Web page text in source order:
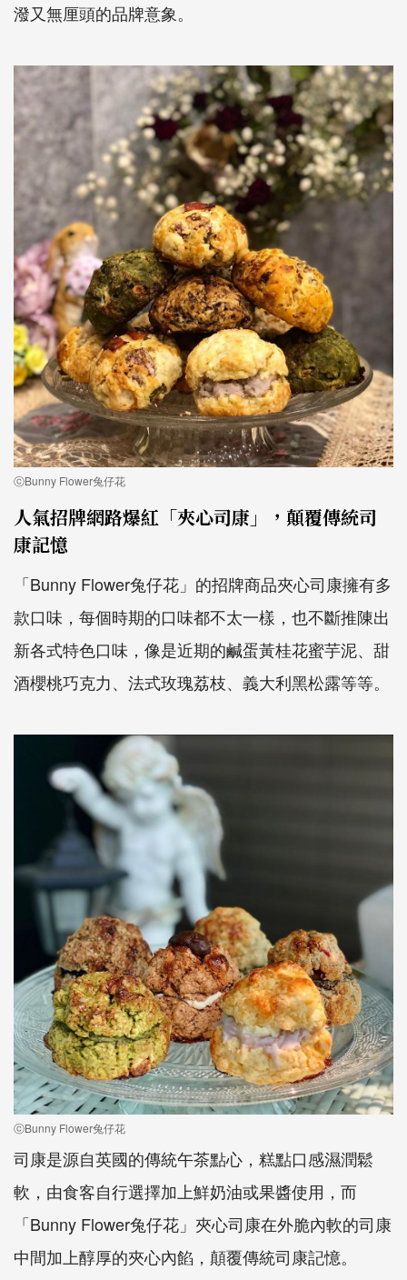
潑又無厘頭的品牌意象。
ⓒBunny Flower兔仔花
人氣招牌網路爆紅「夾心司康」，顛覆傳統司
康記憶
「Bunny Flower兔仔花」的招牌商品夾心司康擁有多
款口味，每個時期的口味都不太一樣，也不斷推陳出
新各式特色口味，像是近期的鹹蛋黃桂花蜜芋泥、甜
酒櫻桃巧克力、法式玫瑰荔枝、義大利黑松露等等。
ⓒBunny Flower兔仔花
司康是源自英國的傳統午茶點心，糕點口感濕潤鬆
軟，由食客自行選擇加上鮮奶油或果醬使用，而
「Bunny Flower兔仔花」夾心司康在外脆內軟的司康
中間加上醇厚的夾心內餡，顛覆傳統司康記憶。